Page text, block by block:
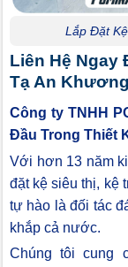
Lắp Đặt
Liên Hệ Ngay
Tạ An
Công ty TNHH
Đầu Trong Thiết
Với hơn 13 năm
đặt kệ siêu thị, kệ
tự hào là đối tác
khắp cả nước.
Chúng tôi cung